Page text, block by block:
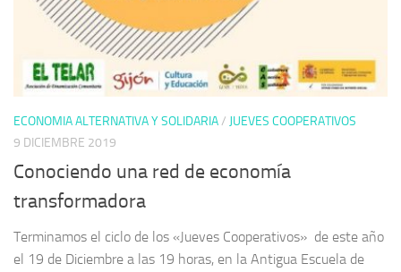
ECONOMIA ALTERNATIVA Y SOLIDARIA/ JUEVES COOPERATIVOS
9 DICIEMBRE 2019
Conociendo una red de economía
transformadora
Terminamos el ciclo de los «Jueves Cooperativos» de este año
el 19 de Diciembre a las 19 horas, en la Antigua Escuela de